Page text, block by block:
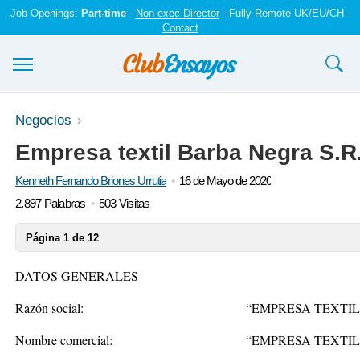
Job Openings: Part-time- Non-exec Director- Fully Remote UK/EU/CH -
Contact
Ensayos y trabajos
Registrarse
Iniciar sesión
Negocios
Empresa textil Barba Negra
Kenneth Fernando Briones Urrutia
16 de Mayo de 2020
2.897 Palabras
503 Visitas
Página 1 de 12
DATOS GENERALES
Razón social: “EMPRESA
Nombre comercial: “EMPRESA